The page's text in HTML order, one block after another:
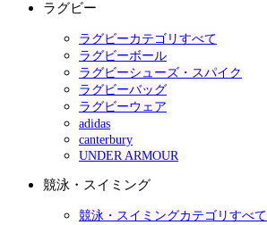
ラグビー
ラグビーカテゴリすべて
ラグビーボール
ラグビーシューズ・スパイク
ラグビーバッグ
ラグビーウェア
adidas
canterbury
UNDER ARMOUR
競泳・スイミング
競泳・スイミングカテゴリすべて